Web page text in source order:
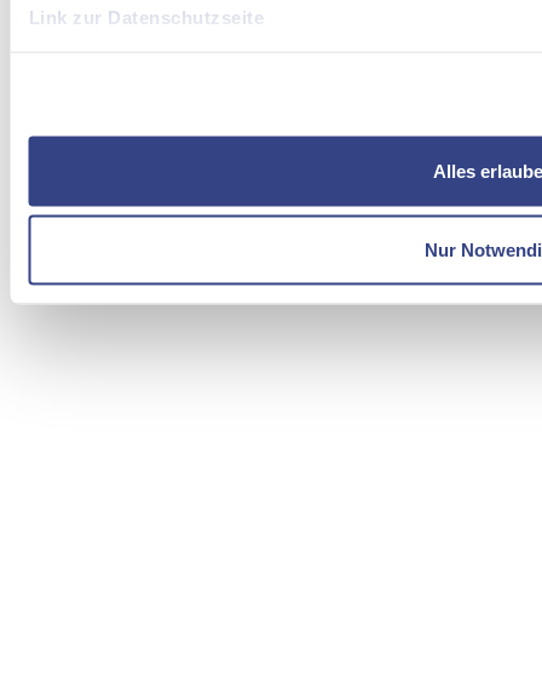
Link zur Datenschutzseite
Alles
Nur